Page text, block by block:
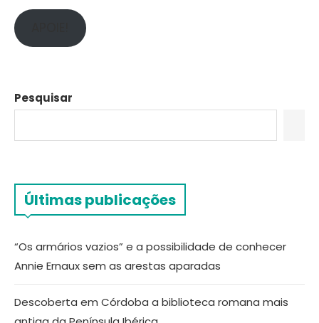
Pesquisar
Últimas publicações
“Os armários vazios” e a possibilidade de conhecer
Annie Ernaux sem as arestas aparadas
Descoberta em Córdoba a biblioteca romana mais